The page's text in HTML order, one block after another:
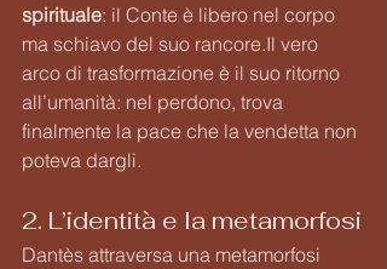
spirituale: il Conte è libero nel corpo
ma schiavo del suo rancore.Il vero
arco di trasformazione è il suo ritorno
all’umanità: nel perdono, trova
finalmente la pace che la vendetta non
poteva dargli.
2. L’identità e la metamorfosi
Dantès attraversa una metamorfosi